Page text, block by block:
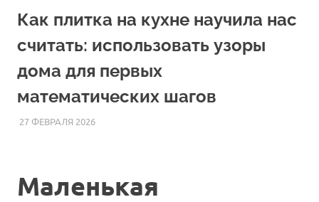
Как плитка на кухне научила нас
считать: использовать узоры
дома для первых
математических шагов
27 ФЕВРАЛЯ 2026HOMELESSONS
СТАТЬИ
Маленькая